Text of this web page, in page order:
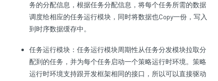
务的分配信息，根据任务分配信息，将每个任务所需的数据
调度给相应的任务运行模块，同时将数据也Copy一份，写入
到时序数据缓存中。
任务运行模块：任务运行模块周期性从任务分发模块拉取分
配到的任务，并为每个任务启动一个策略运行时环境。策略
运行时环境支持跟开发框架相同的接口，所以可以直接驱动